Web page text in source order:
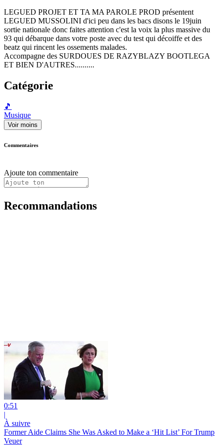
LEGUED PROJET ET TA MA PAROLE PROD présentent
LEGUED MUSSOLINI d'ici peu dans les bacs disons le 19juin
sortie nationale donc faites attention c'est la voix la plus massive du
93 qui débarque dans votre poste avec du test qui décoiffe et des
beatz qui rincent les ossements malades.
Accompagne des SURDOUES DE RAZYBLAZY BOOTLEGA
ET BIEN D'AUTRES..........
Catégorie
🎵
Musique
Voir moins
Commentaires
Ajoute ton commentaire
Recommandations
0:51
|
À suivre
Former Aide Claims She Was Asked to Make a ‘Hit List’ For Trump
Veuer